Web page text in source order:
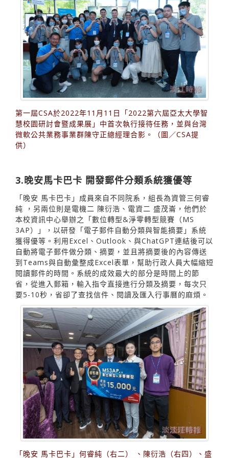
第一屆CSA於2022年11月11日「2022第六屆亞太大學智
慧校園研討會暨成果展」中首次執行接待任務，並與台灣
微軟公共業務事業群陳守正總經理合影。（圖／CSA提
供）
3.晚安馬卡巴卡 開發郵件分類系統獲優等
「晚安 馬卡巴卡」成員來自不同院系，組長為資管三何睿
純 ，另兩位則是電機二 陳衍浩、電資二 盛茂崙，他們於
本校資訊中心舉辦之「數位轉型&淨零轉型競賽（MS
3AP）」，以研發「電子郵件自動分類與智能摘要」系統
獲得優等。利用Excel、Outlook、與ChatGPT連結後可以
自動將電子郵件做分類、摘要，並且將摘要後的內容傳送
到Teams與自動彙整成Excel表單，幫助行政人員大幅縮短
閱讀郵件的時間。系統的成效最大的部分是時間上的節
省，從進入郵箱，輸入指令直接進行分類及摘要，每次只
要5-10秒，省卻了查找信件、閱讀及匯入行事曆的麻煩。
「晚安 馬卡巴卡」何睿純（右二） 、陳衍浩（右四）、盛